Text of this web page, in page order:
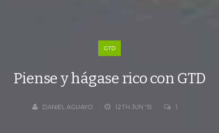
GTD
Piense y hágase rico con GTD
DANIEL AGUAYO 12TH JUN '15 1